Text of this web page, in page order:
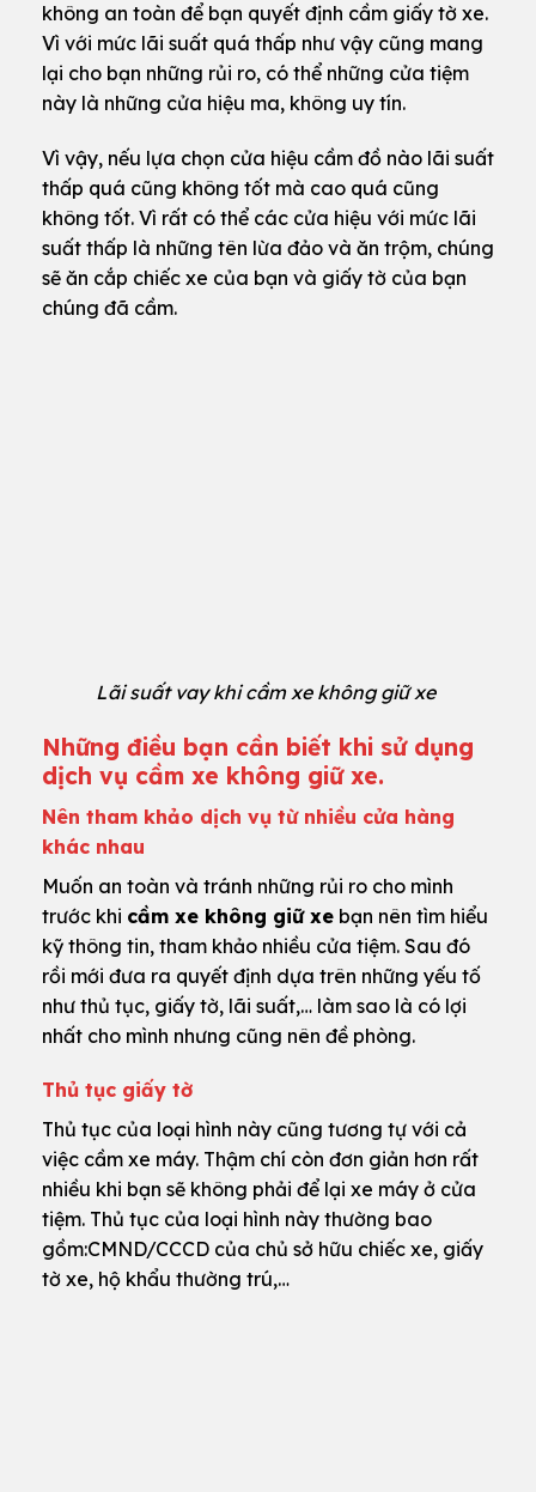
không an toàn để bạn quyết định cầm giấy tờ xe.
Vì với mức lãi suất quá thấp như vậy cũng mang
lại cho bạn những rủi ro, có thể những cửa tiệm
này là những cửa hiệu ma, không uy tín.
Vì vậy, nếu lựa chọn cửa hiệu cầm đồ nào lãi suất
thấp quá cũng không tốt mà cao quá cũng
không tốt. Vì rất có thể các cửa hiệu với mức lãi
suất thấp là những tên lừa đảo và ăn trộm, chúng
sẽ ăn cắp chiếc xe của bạn và giấy tờ của bạn
chúng đã cầm.
Lãi suất vay khi cầm xe không giữ xe
Những điều bạn cần biết khi sử dụng
dịch vụ cầm xe không giữ xe.
Nên tham khảo dịch vụ từ nhiều cửa hàng
khác nhau
Muốn an toàn và tránh những rủi ro cho mình
trước khi cầm xe không giữ xe bạn nên tìm hiểu
kỹ thông tin, tham khảo nhiều cửa tiệm. Sau đó
rồi mới đưa ra quyết định dựa trên những yếu tố
như thủ tục, giấy tờ, lãi suất,… làm sao là có lợi
nhất cho mình nhưng cũng nên đề phòng.
Thủ tục giấy tờ
Thủ tục của loại hình này cũng tương tự với cả
việc cầm xe máy. Thậm chí còn đơn giản hơn rất
nhiều khi bạn sẽ không phải để lại xe máy ở cửa
tiệm. Thủ tục của loại hình này thường bao
gồm:CMND/CCCD của chủ sở hữu chiếc xe, giấy
tờ xe, hộ khẩu thường trú,…